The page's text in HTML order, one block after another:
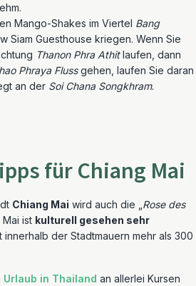
Mango-Shakes im Viertel Bang
Siam Guesthouse kriegen. Wenn Sie
Thanon Phra Athitlaufen, dann
Phraya Flussgehen, laufen Sie daran
an der Soi Chana Songkhram.
für Chiang Mai
Chiang Mai wird auch die „ Rose des
Mai ist kulturell gesehen sehr
innerhalb der Stadtmauern mehr als 300
Urlaub in Thailand an allerlei Kursen